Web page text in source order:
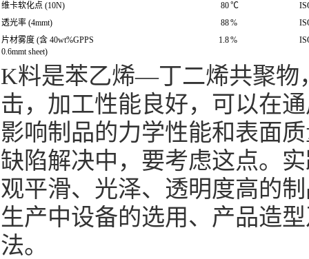
维卡软化点 (10N)
80℃
透光率 (4mmt)
88%
片材雾度 (含 40wt%GPPS
0.6mmt sheet)
1.8%
K料是苯乙烯—丁二烯共聚物
击，加工性能良好，可以在
影响制品的力学性能和表面
缺陷解决中，要考虑这点。
观平滑、光泽、透明度高的
生产中设备的选用、产品造
法。